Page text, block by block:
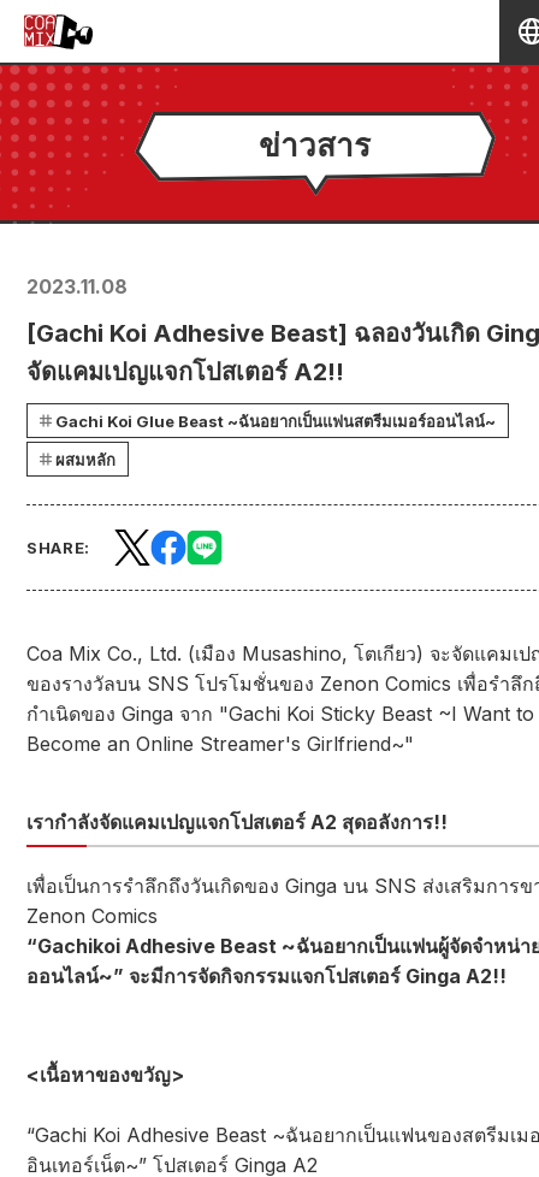
ข่าวสาร
2023.11.08
[Gachi Koi Adhesive Beast] ฉลองวันเกิด
จัดแคมเปญแจกโปสเตอร์ A2!!
Gachi Koi Glue Beast ~ฉันอยากเป็นแฟนสตรีมเมอร์ออนไลน์~
ผสมหลัก
SHARE:
Coa Mix Co., Ltd. (เมือง Musashino, โตเกียว) จะจัดแคมเ
ของรางวัลบน SNS โปรโมชั่นของ Zenon Comics เพื่อรำลึก
กำเนิดของ Ginga จาก "Gachi Koi Sticky Beast ~I Want to
Become an Online Streamer's Girlfriend~"
เรากำลังจัดแคมเปญแจกโปสเตอร์ A2 สุดอลังการ!!
เพื่อเป็นการรำลึกถึงวันเกิดของ Ginga บน SNS ส่งเสริมการข
Zenon Comics
“Gachikoi Adhesive Beast ~ฉันอยากเป็นแฟนผู้จัดจำหน่า
ออนไลน์~” จะมีการจัดกิจกรรมแจกโปสเตอร์ Ginga A2!!
<เนื้อหาของขวัญ>
“Gachi Koi Adhesive Beast ~ฉันอยากเป็นแฟนของสตรีมเม
อินเทอร์เน็ต~” โปสเตอร์ Ginga A2